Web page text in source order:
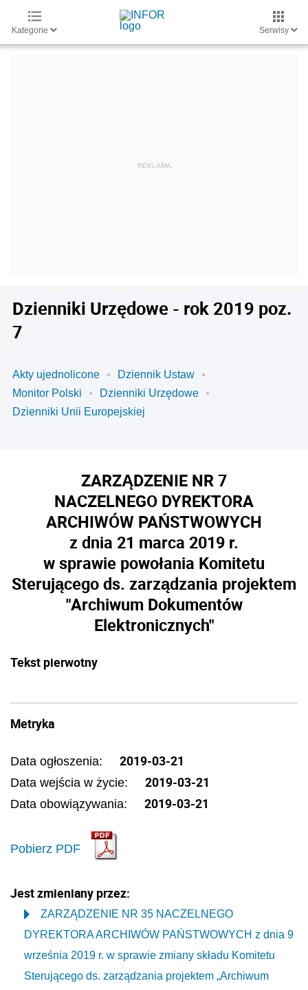
Kategorie Serwisy
Dzienniki Urzędowe - rok 2019 poz.
7
Akty ujednolicone
Dziennik Ustaw
Monitor Polski
Dzienniki Urzędowe
Dzienniki Unii Europejskiej
ZARZĄDZENIE NR 7
NACZELNEGO DYREKTORA
ARCHIWÓW PAŃSTWOWYCH
z dnia 21 marca 2019 r.
w sprawie powołania Komitetu
Sterującego ds. zarządzania projektem
"Archiwum Dokumentów
Elektronicznych"
Tekst pierwotny
Metryka
Data ogłoszenia: 2019-03-21
Data wejścia w życie: 2019-03-21
Data obowiązywania: 2019-03-21
Pobierz PDF
Jest zmieniany przez:
ZARZĄDZENIE NR 35 NACZELNEGO
DYREKTORA ARCHIWÓW PAŃSTWOWYCH z dnia 9
września 2019 r. w sprawie zmiany składu Komitetu
Sterującego ds. zarządzania projektem „Archiwum